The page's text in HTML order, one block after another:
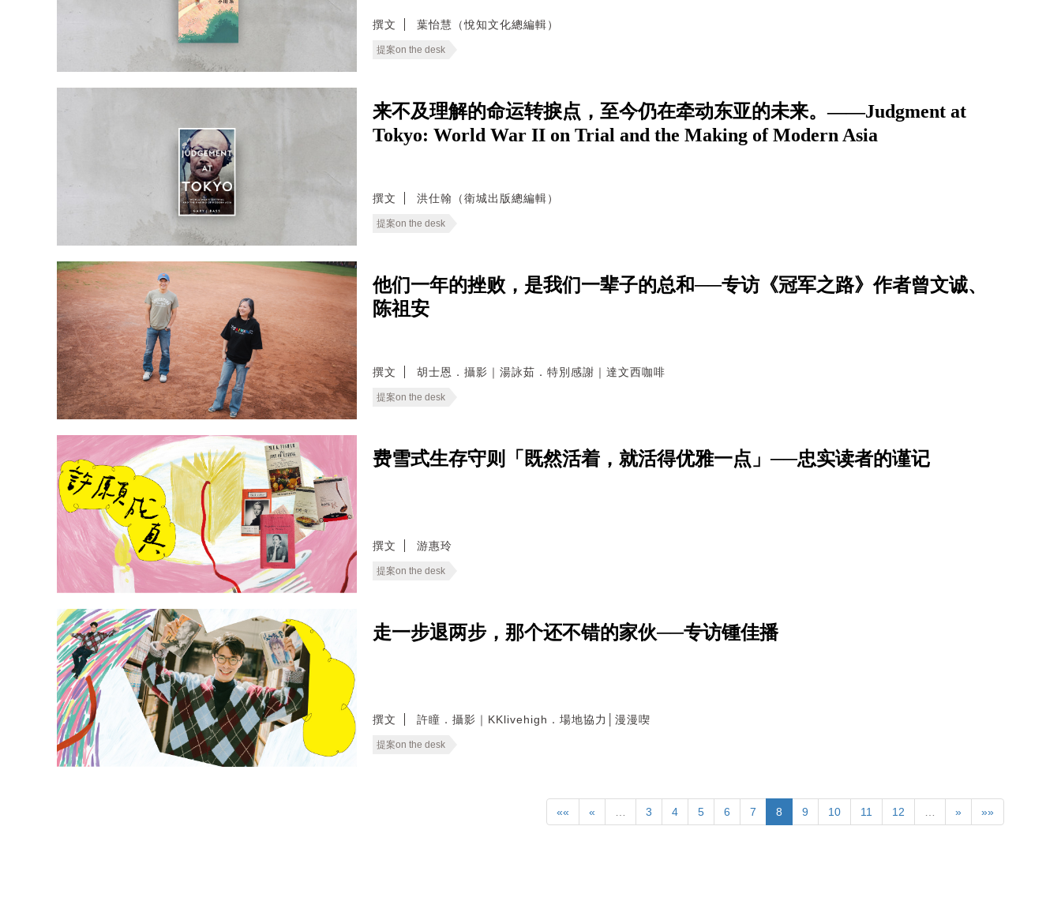
撰文 葉怡慧（悅知文化總編輯）
提案on the desk
来不及理解的命运转捩点，至今仍在牵动东亚的未来。——Judgment at
Tokyo: World War II on Trial and the Making of Modern Asia
撰文 洪仕翰（衛城出版總編輯）
提案on the desk
他们一年的挫败，是我们一辈子的总和──专访《冠军之路》作者曾文诚、
陈祖安
撰文 胡士恩．攝影｜湯詠茹．特別感謝｜達文西咖啡
提案on the desk
费雪式生存守则「既然活着，就活得优雅一点」──忠实读者的谨记
撰文 游惠玲
提案on the desk
走一步退两步，那个还不错的家伙──专访锺佳播
撰文 許瞳．攝影｜KKlivehigh．場地協力│漫漫喫
提案on the desk
«« « … 3 4 5 6 7 8 9 10 11 12 … » »»